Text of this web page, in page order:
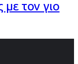
με τον γιο